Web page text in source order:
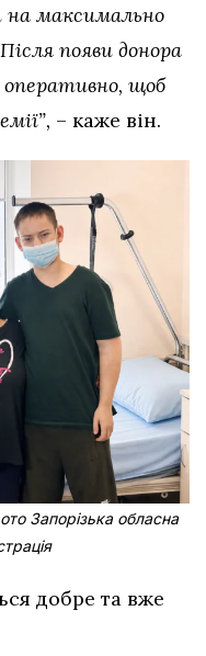
на максимально
появи донора
щоб
– каже він.
Запорізька обласна
добре та вже